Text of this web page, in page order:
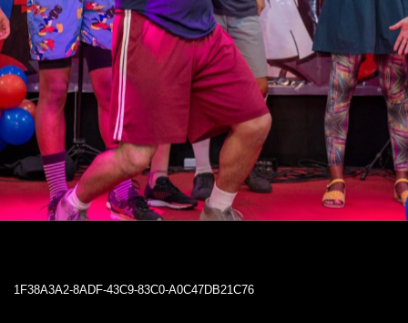
1F38A3A2-8ADF-43C9-83C0-A0C47DB21C76